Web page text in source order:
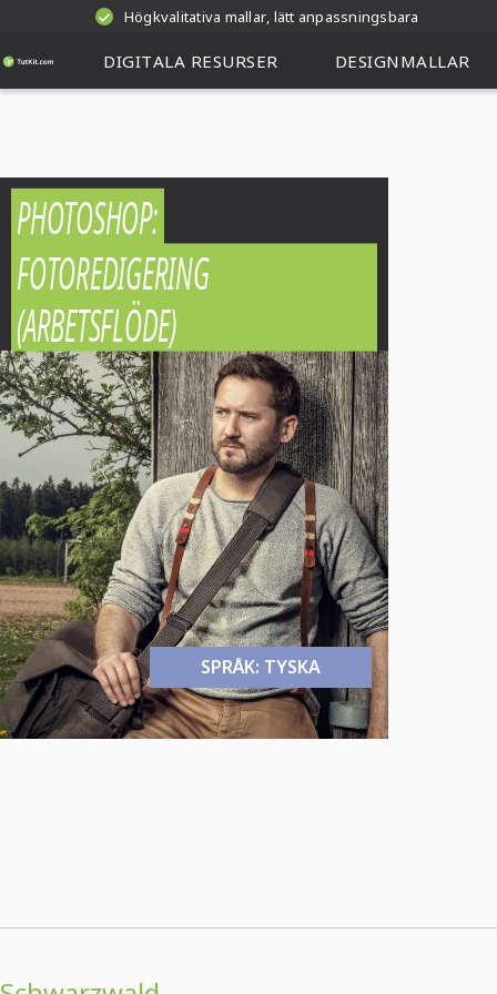
Högkvalitativa mallar, lätt anpassningsbara
DIGITALA RESURSER DESIGNMALLAR
PHOTOSHOP:
FOTOREDIGERING
(ARBETSFLÖDE)
SPRÅK: TYSKA